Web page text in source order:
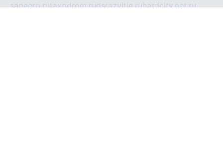
sageerp.rutaxodrom.rudsrazvitie.ruhardcity.net.ru